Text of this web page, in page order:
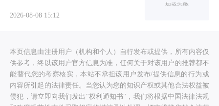
2026-08-08 15:12
本页信息由注册用户（机构和个人）自行发布或提供，所有内容仅
供参考，终以该用户官方信息为准，任何关于对该用户的推荐都不
能替代您的考察核实，本站不承担该用户发布/提供信息的行为或
内容所引起的法律责任。当您认为您的知识产权或其他合法权益被
侵犯，请立即向我们发出"权利通知书"，我们将根据中国法律法规